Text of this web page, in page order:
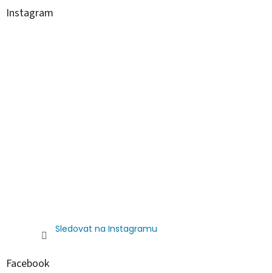
Instagram
Sledovat na Instagramu
Facebook